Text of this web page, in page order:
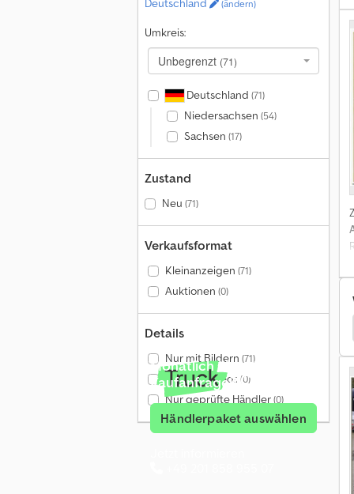
Deutschland
(ändern)
Umkreis:
Unbegrenzt (71)
Deutschland (71)
Niedersachsen (54)
Sachsen (17)
Zustand
Neu (71)
Verkaufsformat
Kleinanzeigen (71)
Auktionen (0)
Details
Nur mit Bildern (71)
Nur mit Videos (0)
Nur geprüfte Händler(0)
Monatlich über 140.000
Kaufanfragen
Händlerpaket auswählen
Blyss Anhänger Arbeitsbühne